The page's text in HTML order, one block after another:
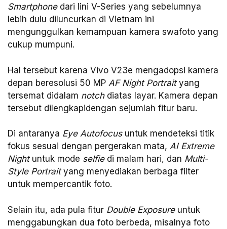
Smartphonedari lini V-Series yang sebelumnya
lebih dulu diluncurkan di Vietnam ini
mengunggulkan kemampuan kamera swafoto yang
cukup mumpuni.
Hal tersebut karena Vivo V23e mengadopsi kamera
depan beresolusi 50 MP AF Night Portraityang
tersemat didalam notchdiatas layar. Kamera depan
tersebut dilengkapidengan sejumlah fitur baru.
Di antaranya Eye Autofocusuntuk mendeteksi titik
fokus sesuai dengan pergerakan mata, AI Extreme
Nightuntuk mode selfiedi malam hari, dan Multi-
Style Portraityang menyediakan berbaga filter
untuk mempercantik foto.
Selain itu, ada pula fitur Double Exposureuntuk
menggabungkan dua foto berbeda, misalnya foto